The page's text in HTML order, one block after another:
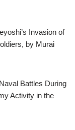
Invasion of
by Murai
Battles During
Activity in the